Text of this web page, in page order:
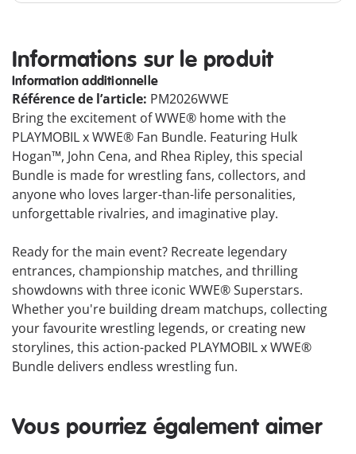
Informations sur le produit
Information additionnelle
Référence de l’article: PM2026WWE
Bring the excitement of WWE® home with the
PLAYMOBIL x WWE® Fan Bundle. Featuring Hulk
Hogan™, John Cena, and Rhea Ripley, this special
Bundle is made for wrestling fans, collectors, and
anyone who loves larger-than-life personalities,
unforgettable rivalries, and imaginative play.
Ready for the main event? Recreate legendary
entrances, championship matches, and thrilling
showdowns with three iconic WWE® Superstars.
Whether you're building dream matchups, collecting
your favourite wrestling legends, or creating new
storylines, this action-packed PLAYMOBIL x WWE®
Bundle delivers endless wrestling fun.
Vous pourriez également aimer